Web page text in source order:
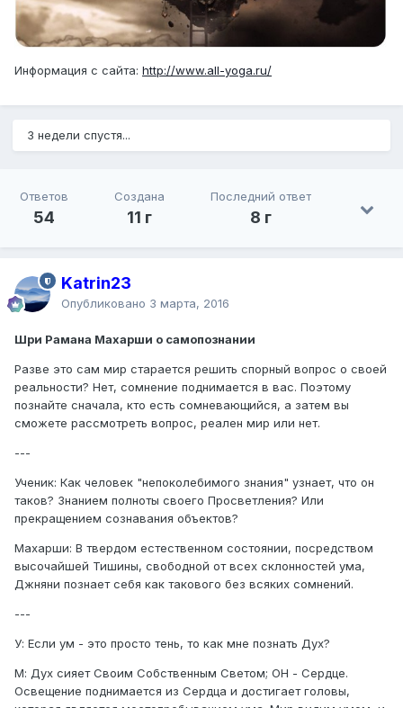
Информация с сайта: http://www.all-yoga.ru/
3 недели спустя...
Ответов
54
Создана
11 г
Последний ответ
8 г
Katrin23
Опубликовано 3 марта, 2016
Шри Рамана Махарши о самопознании
Разве это сам мир старается решить спорный вопрос о своей
реальности? Нет, сомнение поднимается в вас. Поэтому
познайте сначала, кто есть сомневающийся, а затем вы
сможете рассмотреть вопрос, реален мир или нет.
---
Ученик: Как человек "непоколебимого знания" узнает, что он
таков? Знанием полноты своего Просветления? Или
прекращением сознавания объектов?
Махарши: В твердом естественном состоянии, посредством
высочайшей Тишины, свободной от всех склонностей ума,
Джняни познает себя как такового без всяких сомнений.
---
У: Если ум - это просто тень, то как мне познать Дух?
М: Дух сияет Своим Собственным Светом; ОН - Сердце.
Освещение поднимается из Сердца и достигает головы,